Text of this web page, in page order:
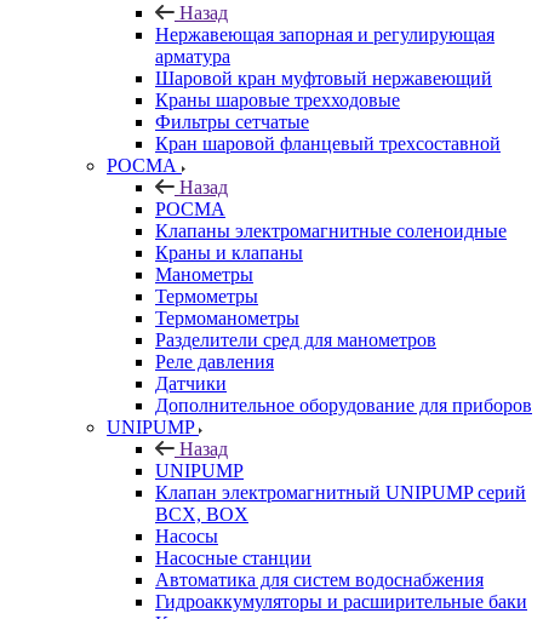
Назад
Нержавеющая запорная и регулирующая
арматура
Шаровой кран муфтовый нержавеющий
Краны шаровые трехходовые
Фильтры сетчатые
Кран шаровой фланцевый трехсоставной
РОСМА
Назад
РОСМА
Клапаны электромагнитные соленоидные
Краны и клапаны
Манометры
Термометры
Термоманометры
Разделители сред для манометров
Реле давления
Датчики
Дополнительное оборудование для приборов
UNIPUMP
Назад
UNIPUMP
Клапан электромагнитный UNIPUMP серий
BCX, BOX
Насосы
Насосные станции
Автоматика для систем водоснабжения
Гидроаккумуляторы и расширительные баки